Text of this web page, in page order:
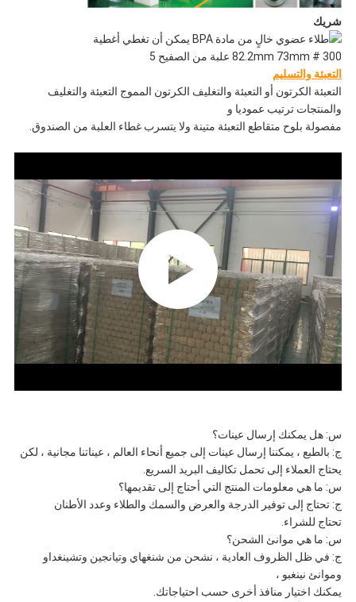
شريك
التعبئة والتسليم
التعبئة الكرتون أو التعبئة والتغليف الكرتون المموج التعبئة والتغليف
والمنتجات ترتيب عموديا و
مفصولة بلوح متقاطع التعبئة متينة ولا يتسرب غطاء العلبة من الصندوق.
س: هل يمكنك إرسال عينات؟
ج: بالطبع ، يمكننا إرسال عينات إلى جميع أنحاء العالم ، عيناتنا مجانية ، لكن
يحتاج العملاء إلى تحمل تكاليف البريد السريع.
س: ما هي معلومات المنتج التي أحتاج إلى تقديمها؟
ج: تحتاج إلى توفير الدرجة والعرض والسمك والطلاء وعدد الأطنان
تحتاج للشراء.
س: ما هي موانئ الشحن؟
ج: في ظل الظروف العادية ، نشحن من شنغهاي وتيانجين وتشينغداو
وموانئ نينغبو ،
يمكنك اختيار منافذ أخرى حسب احتياجاتك.